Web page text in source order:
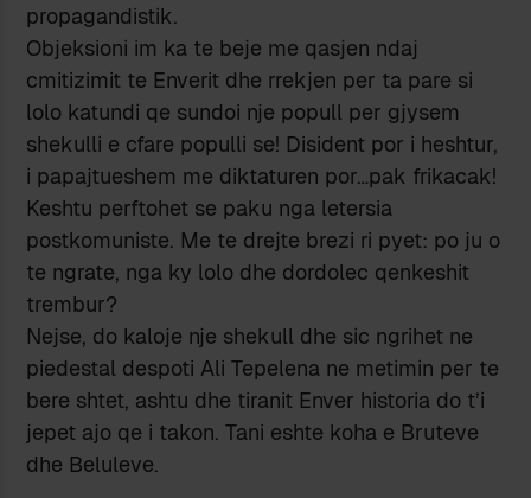
propagandistik.
Objeksioni im ka te beje me qasjen ndaj
cmitizimit te Enverit dhe rrekjen per ta pare si
lolo katundi qe sundoi nje popull per gjysem
shekulli e cfare populli se! Disident por i heshtur,
i papajtueshem me diktaturen por…pak frikacak!
Keshtu perftohet se paku nga letersia
postkomuniste. Me te drejte brezi ri pyet: po ju o
te ngrate, nga ky lolo dhe dordolec qenkeshit
trembur?
Nejse, do kaloje nje shekull dhe sic ngrihet ne
piedestal despoti Ali Tepelena ne metimin per te
bere shtet, ashtu dhe tiranit Enver historia do t’i
jepet ajo qe i takon. Tani eshte koha e Bruteve
dhe Beluleve.